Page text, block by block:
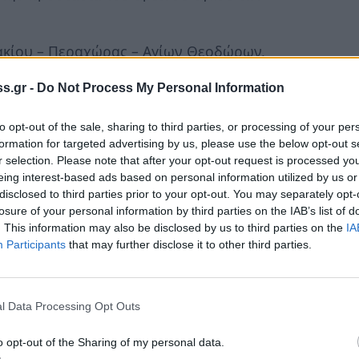
- Do Not Process My Personal Information
opt-out of the sale, sharing to third parties, or processing of your
for targeted advertising by us, please use the below opt-out
selection. Please note that after your opt-out request is processed
interest-based ads based on personal information utilized by us
to third parties prior to your opt-out. You may separately
of your personal information by third parties on the IAB’s list of
This information may also be disclosed by us to third parties on the
Participants that may further disclose it to other third parties.
Data Processing Opt Outs
opt-out of the Sharing of my personal data.
– Περαχώρας – Αγίων Θεοδώρων,
σαφήνεια την επίσημη θέση της
αντίθεσή της στη σχεδιαζόμενη
Όρη.
έντονο ενδιαφέρον της τοπικής
και την ανάγκη πλήρους ενημέρωσης,
θεσμικής αντιμετώπισης του
προβληματισμών, αλλά η
σχεδιαζόμενης παρέμβασης και η
του Δήμου.
Μπάλλιας, Νομικός και Καθηγητής